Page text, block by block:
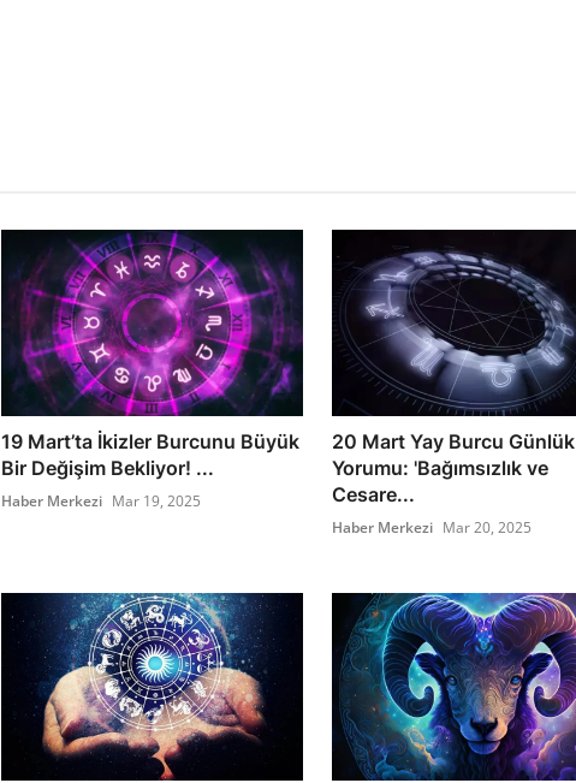
19 Mart’ta İkizler Burcunu Büyük
Bir Değişim Bekliyor! ...
Haber Merkezi Mar 19, 2025
20 Mart Yay Burcu Günlük
Yorumu: 'Bağımsızlık ve
Cesare...
Haber Merkezi Mar 20, 2025